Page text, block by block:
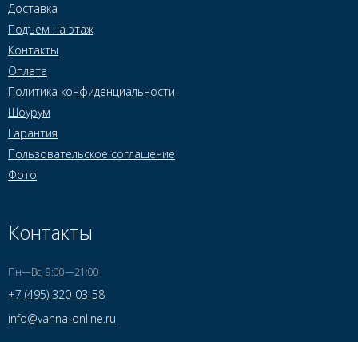
Доставка
Подъем на этаж
Контакты
Оплата
Политика конфиденциальности
Шоурум
Гарантия
Пользовательское соглашение
Фото
Контакты
Пн—Вс, 9:00—21:00
+7 (495) 320-03-58
info@vanna-online.ru